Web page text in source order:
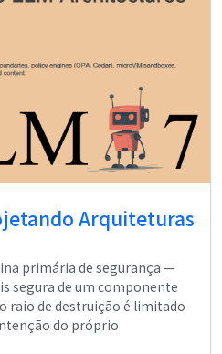
Arquiteturas
primária de segurança —
segura de um componente
raio de destruição é limitado
do próprio